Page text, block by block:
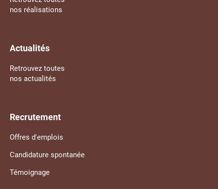
nos réalisations
Actualités
Retrouvez toutes
nos actualités
Recrutement
Offres d'emplois
Candidature spontanée
Témoignage